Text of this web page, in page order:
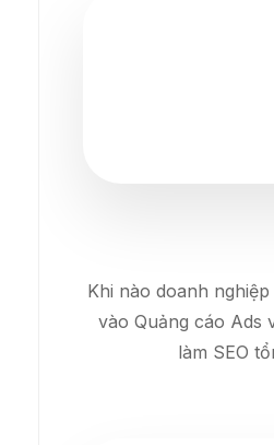
Khi nào doanh
vào Quảng cáo Ads
làm SEO